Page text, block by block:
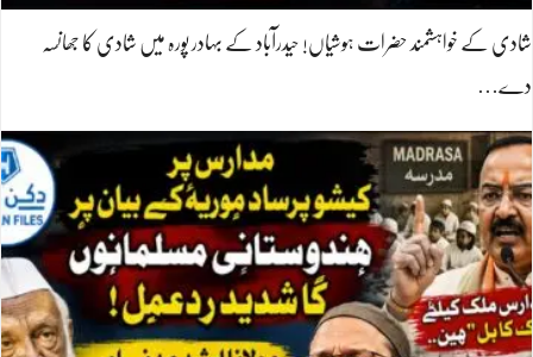
شادی کے خواہشمند حضرات ہوشیاں! حیدرآباد کے بہادر پورہ میں شادی کا جھانسہ
دے…